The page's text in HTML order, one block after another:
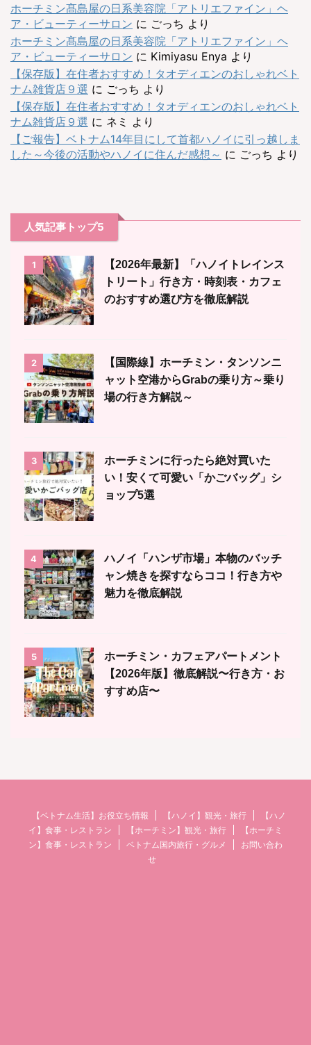
ホーチミン髙島屋の日系美容院「アトリエファイン」ヘ
ア・ビューティーサロン に ごっち より
ホーチミン髙島屋の日系美容院「アトリエファイン」ヘ
ア・ビューティーサロン に Kimiyasu Enya より
【保存版】在住者おすすめ！タオディエンのおしゃれベト
ナム雑貨店９選 に ごっち より
【保存版】在住者おすすめ！タオディエンのおしゃれベト
ナム雑貨店９選 に ネミ より
【ご報告】ベトナム14年目にして首都ハノイに引っ越しま
した～今後の活動やハノイに住んだ感想～ に ごっち より
人気記事トップ5
1
【2026年最新】「ハノイトレインス
トリート」行き方・時刻表・カフェ
のおすすめ選び方を徹底解説
2
【国際線】ホーチミン・タンソンニ
ャット空港からGrabの乗り方～乗り
場の行き方解説～
3
ホーチミンに行ったら絶対買いた
い！安くて可愛い「かごバッグ」シ
ョップ5選
4
ハノイ「ハンザ市場」本物のバッチ
ャン焼きを探すならココ！行き方や
魅力を徹底解説
5
ホーチミン・カフェアパートメント
【2026年版】徹底解説〜行き方・お
すすめ店〜
【ベトナム生活】お役立ち情報 【ハノイ】観光・旅行
【ハノ
イ】食事・レストラン
【ホーチミン】観光・旅行
【ホーチミ
ン】食事・レストラン
ベトナム国内旅行・グルメ
お問い合わ
せ